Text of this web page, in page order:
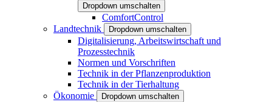
Dropdown umschalten
ComfortControl
Landtechnik
Dropdown umschalten
Digitalisierung, Arbeitswirtschaft und
Prozesstechnik
Normen und Vorschriften
Technik in der Pflanzenproduktion
Technik in der Tierhaltung
Ökonomie
Dropdown umschalten